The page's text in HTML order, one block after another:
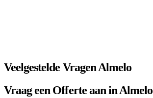
Veelgestelde Vragen Almelo
Vraag een Offerte aan in Almelo